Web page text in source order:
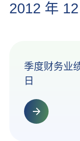
2012 年
季度财务业
日